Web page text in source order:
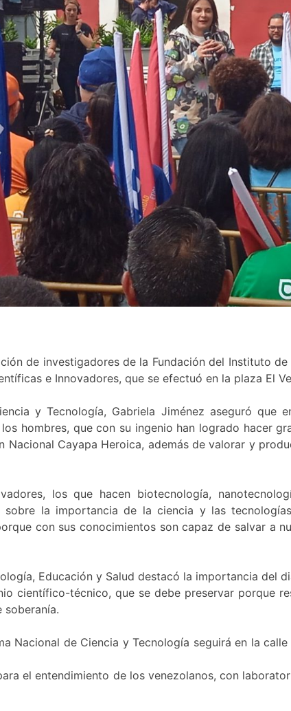
de investigadores de la Fundación del Instituto
e Innovadores, que se efectuó en la plaza El
y Tecnología, Gabriela Jiménez aseguró que
hombres, que con su ingenio han logrado hacer
Nacional Cayapa Heroica, además de valorar y
los que hacen biotecnología,
la importancia de la ciencia y las
con sus conocimientos son capaz de salvar a
Educación y Salud destacó la importancia del
científico-técnico, que se debe preservar porque
Nacional de Ciencia y Tecnología seguirá en la
el entendimiento de los venezolanos, con